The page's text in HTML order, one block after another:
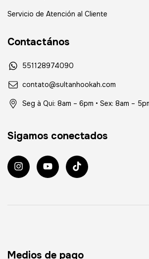
Servicio de Atención al Cliente
Contactános
551128974090
contato@sultanhookah.com
Seg à Qui: 8am – 6pm • Sex: 8am –
Sigamos conectados
Medios de pago